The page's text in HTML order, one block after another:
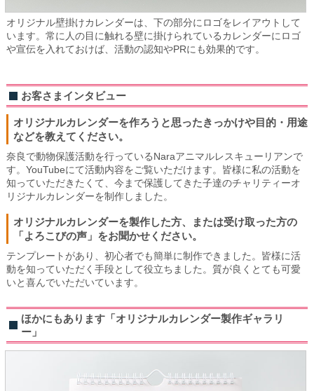
オリジナル壁掛けカレンダーは、下の部分にロゴをレイアウトして
います。常に人の目に触れる壁に掛けられているカレンダーにロゴ
や宣伝を入れておけば、活動の認知やPRにも効果的です。
お客さまインタビュー
オリジナルカレンダーを作ろうと思ったきっかけや目的・用途
などを教えてください。
奈良で動物保護活動を行っているNaraアニマルレスキューリアンで
す。YouTubeにて活動内容をご覧いただけます。皆様に私の活動を
知っていただきたくて、今まで保護してきた子達のチャリティーオ
リジナルカレンダーを制作しました。
オリジナルカレンダーを製作した方、または受け取った方の
「よろこびの声」をお聞かせください。
テンプレートがあり、初心者でも簡単に制作できました。皆様に活
動を知っていただく手段として役立ちました。質が良くとても可愛
いと喜んでいただいています。
ほかにもあります「オリジナルカレンダー製作ギャラリ
ー」